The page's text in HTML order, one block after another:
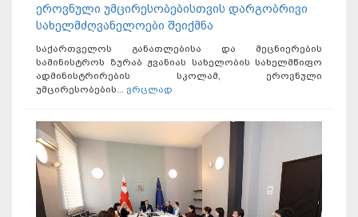
ეროვნული უმცირესობებისთვის დარგობრივი
სახელმძღვანელოები შეიქმნა
საქართველოს განათლებისა და მეცნიერების
სამინისტროს ზურაბ ჟვანიას სახელობის სახელმწიფო
ადმინისტრირების სკოლამ, ეროვნული
უმცირესობების... ვრცლად